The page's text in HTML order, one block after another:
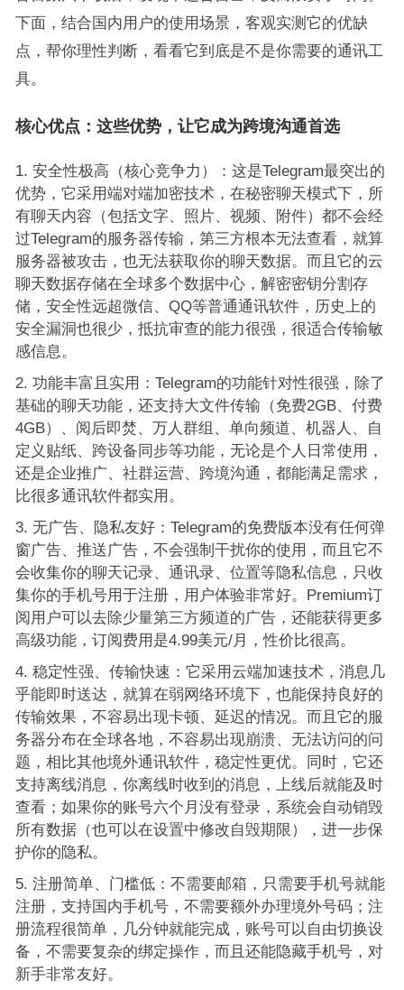
下面，结合国内用户的使用场景，客观实测它的优缺
点，帮你理性判断，看看它到底是不是你需要的通讯工
具。
核心优点：这些优势，让它成为跨境沟通首选
安全性极高（核心竞争力）：这是Telegram最突出的
优势，它采用端对端加密技术，在秘密聊天模式下，所
有聊天内容（包括文字、照片、视频、附件）都不会经
过Telegram的服务器传输，第三方根本无法查看，就算
服务器被攻击，也无法获取你的聊天数据。而且它的云
聊天数据存储在全球多个数据中心，解密密钥分割存
储，安全性远超微信、QQ等普通通讯软件，历史上的
安全漏洞也很少，抵抗审查的能力很强，很适合传输敏
感信息。
功能丰富且实用：Telegram的功能针对性很强，除了
基础的聊天功能，还支持大文件传输（免费2GB、付费
4GB）、阅后即焚、万人群组、单向频道、机器人、自
定义贴纸、跨设备同步等功能，无论是个人日常使用，
还是企业推广、社群运营、跨境沟通，都能满足需求，
比很多通讯软件都实用。
无广告、隐私友好：Telegram的免费版本没有任何弹
窗广告、推送广告，不会强制干扰你的使用，而且它不
会收集你的聊天记录、通讯录、位置等隐私信息，只收
集你的手机号用于注册，用户体验非常好。Premium订
阅用户可以去除少量第三方频道的广告，还能获得更多
高级功能，订阅费用是4.99美元/月，性价比很高。
稳定性强、传输快速：它采用云端加速技术，消息几
乎能即时送达，就算在弱网络环境下，也能保持良好的
传输效果，不容易出现卡顿、延迟的情况。而且它的服
务器分布在全球各地，不容易出现崩溃、无法访问的问
题，相比其他境外通讯软件，稳定性更优。同时，它还
支持离线消息，你离线时收到的消息，上线后就能及时
查看；如果你的账号六个月没有登录，系统会自动销毁
所有数据（也可以在设置中修改自毁期限），进一步保
护你的隐私。
注册简单、门槛低：不需要邮箱，只需要手机号就能
注册，支持国内手机号，不需要额外办理境外号码；注
册流程很简单，几分钟就能完成，账号可以自由切换设
备，不需要复杂的绑定操作，而且还能隐藏手机号，对
新手非常友好。